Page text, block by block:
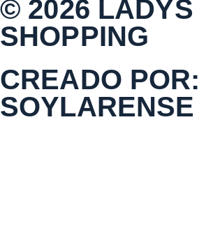
© 2026 LADYS
SHOPPING
CREADO POR:
SOYLARENSE